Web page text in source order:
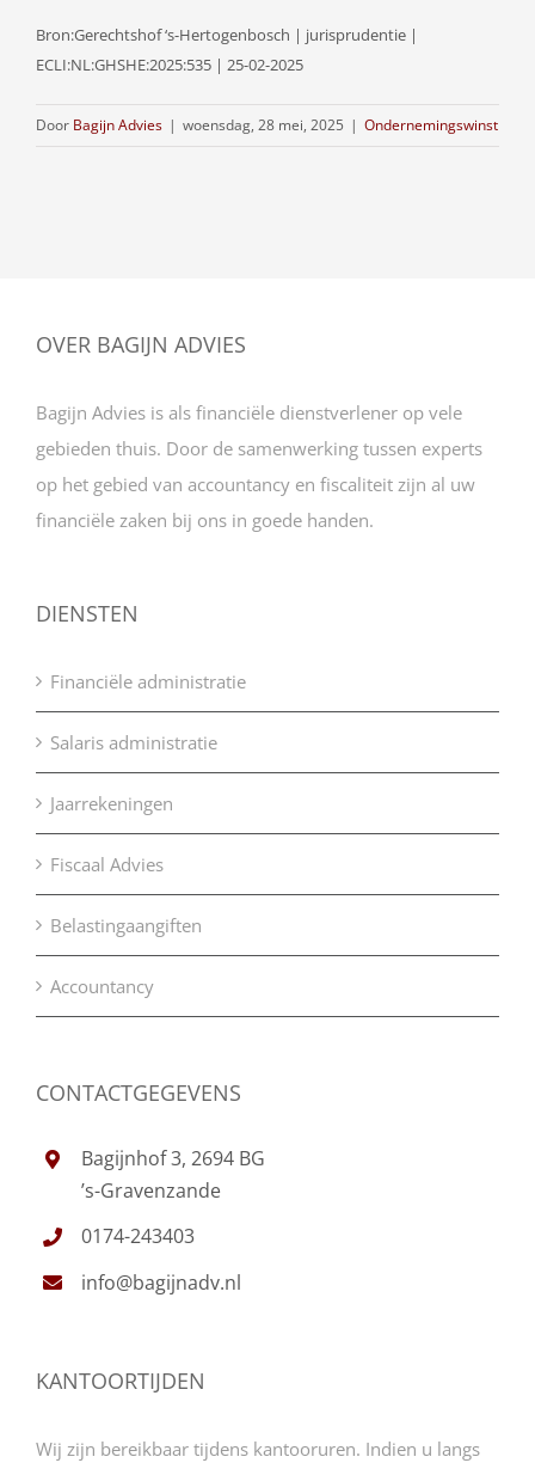
Bron:Gerechtshof ‘s-Hertogenbosch | jurisprudentie |
ECLI:NL:GHSHE:2025:535 | 25-02-2025
Door Bagijn Advies | woensdag, 28 mei, 2025 | Ondernemingswinst
OVER BAGIJN ADVIES
Bagijn Advies is als financiële dienstverlener op vele
gebieden thuis. Door de samenwerking tussen experts
op het gebied van accountancy en fiscaliteit zijn al uw
financiële zaken bij ons in goede handen.
DIENSTEN
Financiële administratie
Salaris administratie
Jaarrekeningen
Fiscaal Advies
Belastingaangiften
Accountancy
CONTACTGEGEVENS
Bagijnhof 3, 2694 BG
’s-Gravenzande
0174-243403
info@bagijnadv.nl
KANTOORTIJDEN
Wij zijn bereikbaar tijdens kantooruren. Indien u langs